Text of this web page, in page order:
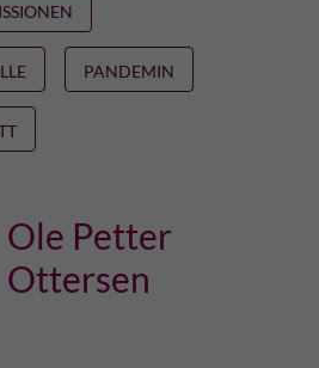
PANDEMIN
Ole Petter
Ottersen